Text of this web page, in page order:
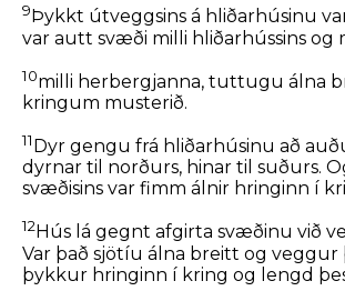
9 Þykkt útveggsins á hliðarhúsinu
var autt svæði milli hliðarhússins og
10milli herbergjanna, tuttugu álna
kringum musterið.
11 Dyr gengu frá hliðarhúsinu að
dyrnar til norðurs, hinar til suðurs.
svæðisins var fimm álnir hringinn í
12Hús lá gegnt afgirta svæðinu við
Var það sjötíu álna breitt og veggur
þykkur hringinn í kring og lengd